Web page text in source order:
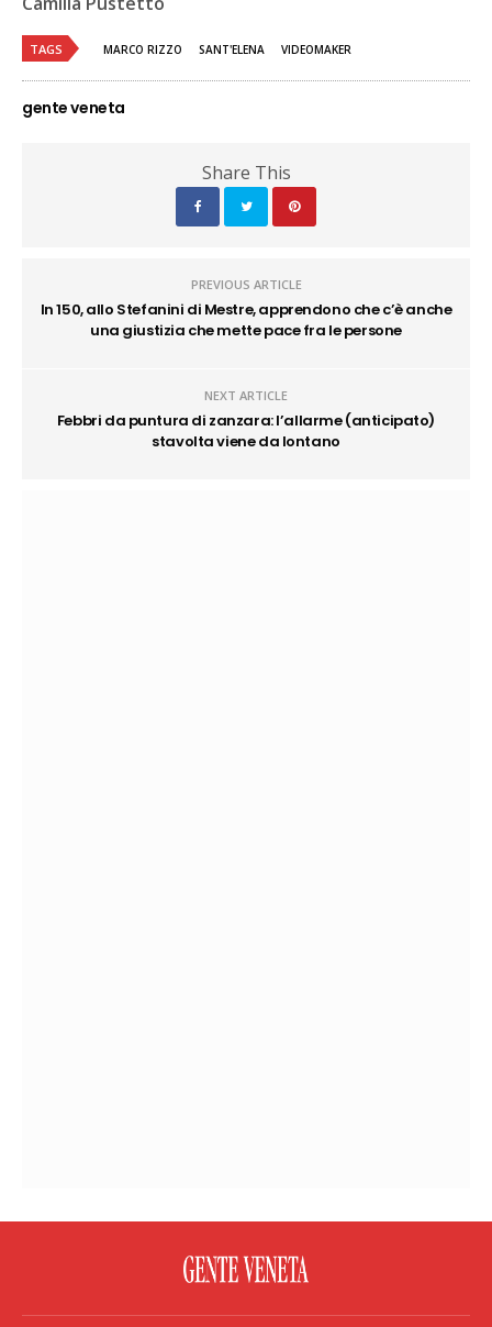
TAGS MARCO RIZZO SANT'ELENA VIDEOMAKER
gente veneta
Share This
PREVIOUS ARTICLE
In 150, allo Stefanini di Mestre, apprendono che c’è anche
una giustizia che mette pace fra le persone
NEXT ARTICLE
Febbri da puntura di zanzara: l’allarme (anticipato)
stavolta viene da lontano